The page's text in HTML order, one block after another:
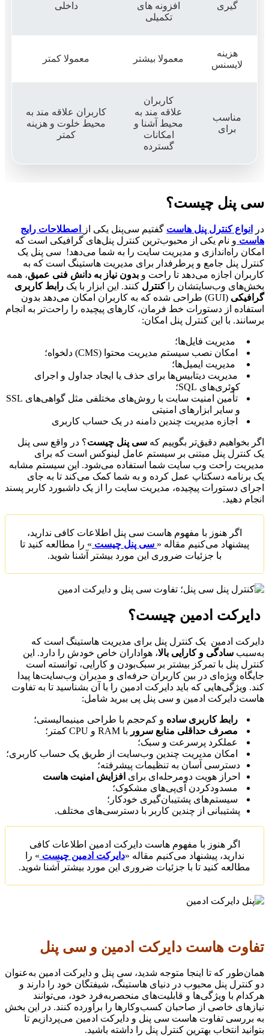
گیری
افزونه های
تکمیلی
داخلی
هزینه
لایسنس
معمولا بیشتر معمولا کمتر
مناسب
برای
کاربران
علاقه مند به
محیط آشنا و
امکانات
گسترده
کاربران علاقه مند به
محیط خلوت و هزینه
کمتر
سی پنل چیست؟
در انواع کنترل پنل هاست گفتیم سی‌پنل یکی از
اصطلاحات رایج
هاست و نام یکی از محبوب‌ترین کنترل پنل‌های گرافیکی است که
امکان راه‌اندازی و مدیریت سایت را به شما می‌دهد! سی پنل یک
کنترل پنل جامع و پرطرفدار برای مدیریت هاستینگ است که به
کاربران اجازه می‌دهد تا راحت و بدون نیاز به دانش فنی عمیق، همه
بخش‌های وب‌سایتشان راکنترل کنند. این ابزار با یک رابط کاربری
گرافیکی
(GUI) طراحی شده که به کاربران امکان می‌دهد بدون
استفاده از دستورات خط فرمان، کارهای پیچیده را راحت‌تر به انجام
برسانند. با این کنترل پنل امکان:
مدیریت فایل‌ها؛
امکان نصب سیستم مدیریت محتوا (CMS) دلخواه؛
مدیریت ایمیل‌ها؛
مدیریت دیتابیس‌ها برای حذف یا ایجاد جداول و اجرای
کوئری‌های SQL؛
تأمین امنیت سایت با روش‌های مختلفی مثل گواهی‌های SSL
و سایر ابزارهای امنیتی
اجازه مدیریت چندین دامنه در یک حساب کاربری
اگر بخواهیم دقیق‌تر بگوییم که سی پنل چیست؟ در واقع سی پنل
یک کنترل پنل مبتنی بر سیستم عامل لینوکس است که برای
مدیریت راحت وب سایت شما استفاده می‌شود. این سیستم مشابه
یک برنامه دسکتاپ عمل کرده و به شما کمک می‌کند تا به جای
اجرای دستورات پیچیده، مدیریت سایت را از یک داشبورد کاربر پسند
انجام دهید.
اگر هنوز با مفهوم هاست سی پنل اطلاعات کافی ندارید،
پیشنهاد می‌کنیم مقاله « سی پنل چیست » را مطالعه کنید تا
با جزئیات ضروری این مورد بیشتر آشنا شوید.
دایرکت ادمین چیست؟
دایرکت ادمین یک کنترل پنل برای مدیریت هاستینگ است که
به‌سبب سادگی و کارایی بالا، هواداران خاص خودش را دارد. این
کنترل پنل با تمرکز بیشتر بر سبک‌بودن و کارایی، توانسته است
جایگاه ویژه‌ای در بین کاربران حرفه‌ای و مدیران وب‌سایت‌ها پیدا
کند. ویژگی‌هایی که باید دایرکت ادمین را با آن بشناسید تا به تفاوت
هاست دایرکت ادمین و سی پنل پی ببرید شامل:
رابط کاربری ساده و کم‌حجم با طراحی مینیمالیستی؛
مصرف حداقلی منابع سرور با RAM و CPU کمتر؛
عملکرد پرسرعت و سبک؛
امکان مدیریت چندین وب‌سایت از طریق یک حساب کاربری؛
دسترسی آسان به تنظیمات پیشرفته؛
احراز هویت دومرحله‌ای برای افزایش امنیت هاست
مسدود‌کردن آی‌پی‌های مشکوک؛
سیستم‌های پشتیبان‌گیری خودکار؛
پشتیبانی از چندین کاربر با دسترسی‌های مختلف.
اگر هنوز با مفهوم هاستدایرکت ادمین اطلاعات کافی
ندارید، پیشنهاد می‌کنیم مقاله «دایرکت ادمین چیست » را
مطالعه کنید تا با جزئیات ضروری این مورد بیشتر آشنا شوید.
تفاوت هاست دایرکت ادمین و سی پنل
همان‌طور که تا اینجا متوجه شدید، سی پنل و دایرکت ادمین به‌عنوان
دو کنترل پنل محبوب در دنیای هاستینگ، شیفتگان خود را دارند و
هرکدام با ویژگی‌ها و قابلیت‌های منحصربه‌فرد خود، می‌توانند
نیازهای خاصی از صاحبان کسب‌وکارها را برآورده کنند. در این بخش
به بررسی تفاوت هاست سی پنل و دایرکت ادمین می‌پردازیم تا
بتوانید انتخاب بهترین کنترل پنل را داشته باشید.